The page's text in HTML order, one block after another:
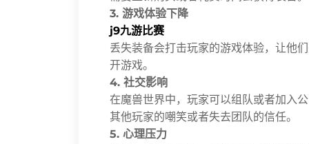
3. 游戏体验下降
j9九游比赛
丢失装备会打击玩家的游戏体验，让他
开游戏。
4. 社交影响
在魔兽世界中，玩家可以组队或者加入
其他玩家的嘲笑或者失去团队的信任。
5. 心理压力